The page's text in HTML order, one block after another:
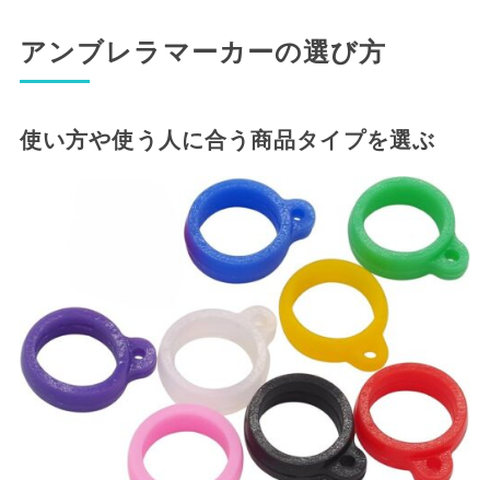
アンブレラマーカーの選び方
使い方や使う人に合う商品タイプを選ぶ